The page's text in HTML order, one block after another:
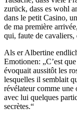
zurück, dass es wohl
dans le petit Casino,
de ma première
qui, faute de cavaliers,
Als er Albertine
Emotionen: „C’est
évoquait aussitôt les
lesquelles il semblait
révélateur comme une
avec lui quelques
secrètes.“